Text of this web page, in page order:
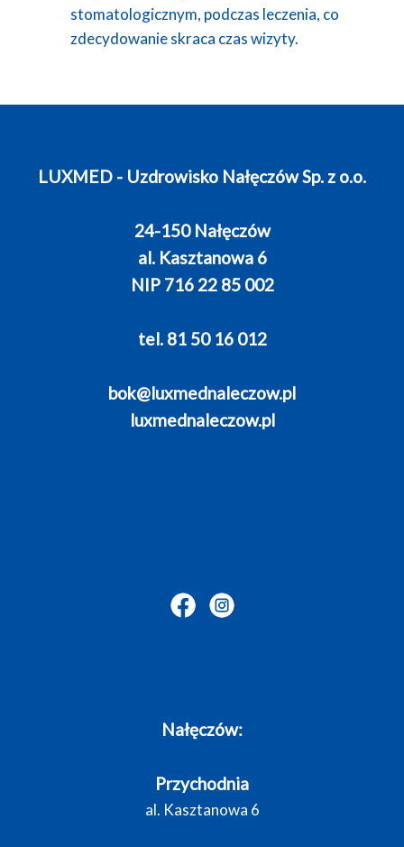
stomatologicznym, podczas leczenia, co
zdecydowanie skraca czas wizyty.
LUXMED - Uzdrowisko Nałęczów Sp. z o.o.
24-150 Nałęczów
al. Kasztanowa 6
NIP 716 22 85 002
tel. 81 50 16 012
bok@luxmednaleczow.pl
luxmednaleczow.pl
Nałęczów:
Przychodnia
al. Kasztanowa 6